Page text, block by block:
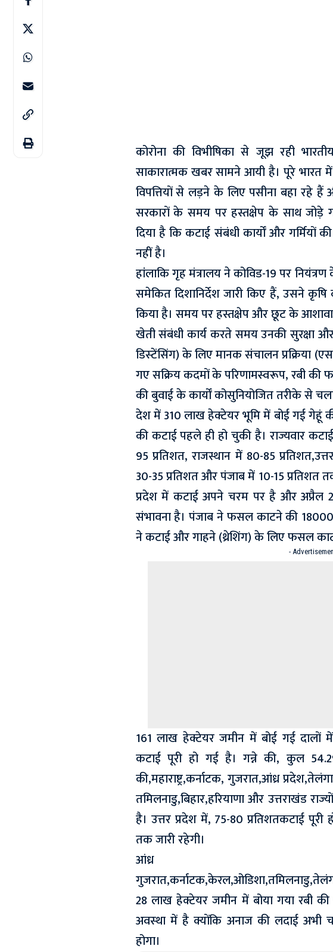
कोरोना की विभीषिका से जूझ रही
साकारात्मक खबर सामने आयी है। पूरे
विपत्तियों से लड़ने के लिए पसीना बहा रहे
सरकारों के समय पर हस्तक्षेप के साथ जोड़े
दिया है कि कटाई संबंधी कार्यों और गर्मियों
नहीं है।
हांलाकि गृह मंत्रालय ने कोविड-19 पर
समेकित दिशानिर्देश जारी किए हैं, उसने कृषि
किया है। समय पर हस्तक्षेप और छूट के
खेती संबंधी कार्य करते समय उनकी सुरक्षा
डिस्‍टेंसिंग) के लिए मानक संचालन प्रक्रिया
गए सक्रिय कदमों के परिणामस्वरूप, रबी की
की बुवाई के कार्यों कोसुनियोजित तरीके से
देश में 310 लाख हेक्टेयर भूमि में बोई गई गेहूं
की कटाई पहले ही हो चुकी है। राज्यवार
95 प्रतिशत, राजस्थान में 80-85
30-35 प्रतिशत और पंजाब में 10-15 प्रतिशत
प्रदेश में कटाई अपने चरम पर है और
संभावना है। पंजाब ने फसल काटने की 18000
ने कटाई और गाहने (थ्रेशिंग) के लिए फसल
-
161 लाख हेक्टेयर जमीन में बोई गई
कटाई पूरी हो गई है। गन्ने की, कुल
की,महाराष्ट्र,कर्नाटक, गुजरात,आंध्र
तमिलनाडु,बिहार,हरियाणा और उत्तराखंड
है। उत्तर प्रदेश में, 75-80 प्रतिशतकटाई
तक जारी रहेगी।
आंध्र
28 लाख हेक्टेयर जमीन में बोया गया रबी
अवस्‍था में है क्योंकि अनाज की लदाई
होगा।